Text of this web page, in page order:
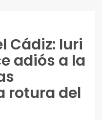
Cádiz: Iuri
adiós a la
rotura del